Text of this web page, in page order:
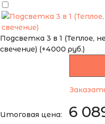
Подсветка 3 в 1 (Теплое,
свечение) (+4000 руб.)
Итоговая цена: 6